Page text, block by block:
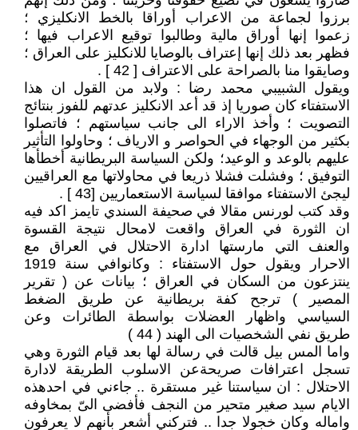
برزوا لجماعة من الاعراب أوراقا بالخط الانكليزي ؛
زعموا إنها أوراق مالية وطالبوا توقيع الاعراب فيها ؛
فظهر بعد ذلك إنها إعتراف بالوصايا للانكليز على العراق ؛
وصايقوا منا بالصراحة على الاعتراف [ 42 ] .
ويقول الشبيبي محمد رضا : ولابد من القول ان هذا
الاستفتاء كان صوريا إذ قد أعد الانكليز عدتهم للفوز بنتائج
التصويت ؛ وأخذ الاراء الى جانب سياستهم ؛ فاتصلوا
بكثير من الوجهاء في الحواصر و الارياف ؛ وحاولوا التأثير
عليهم بالوعد و الوعيد؛ ولكن السياسة البريطانية أخطأها
التوفيق ؛ وفشلت فشلا ذريعا في محاولاتها مع العراقيين
ليجئ الاستفتاء موافقا لسياسة الاستعماريين [43 ] .
وقد كتب لورنس مقالا في صحيفة السندي تايمز اكد فيه
ان الثورة في العراق واقعت لامحال نتيجة القسوة
والعنف التي مارستها ادارة الاحتلال في العراق مع
الاحرار ويقول حول الاستفتاء : وكانوافي سنة 1919
ينتزعون من السكان في العراق ؛ بيانات عن ( تقرير
المصير ) ترجح كفة بريطانية عن طريق الضغط
السياسي واظهار العضلات بواسطة الطائرات وعن
طريق نفي الشخصيات الى الهند ( 44 )
واما المس بيل قالت في رسالة لها بعد قيام الثورة وهي
تسجل اعترافات صريحةعن الاسلوب الطريقة لادارة
الاحتلال : ان سياستنا غير مستقرة .. جاءني في احدهذه
الايام سيد صغير متحير من النجف فأفضى الىّ بمخاوفه
واماله وكان خجولا جدا .. فتركني أشعر بأنهم لا يعرفون